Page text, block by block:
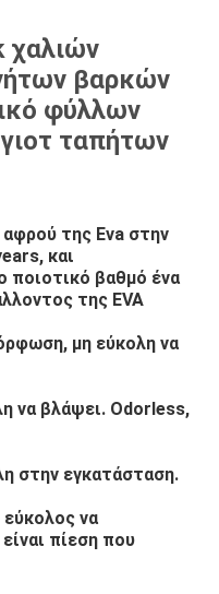
χαλιών
βαρκών
φύλλων
ταπήτων
της Eva στην
και
ποιοτικό βαθμό ένα
της EVA
μη εύκολη να
να βλάψει. Odorless,
στην εγκατάσταση.
να
πίεση που